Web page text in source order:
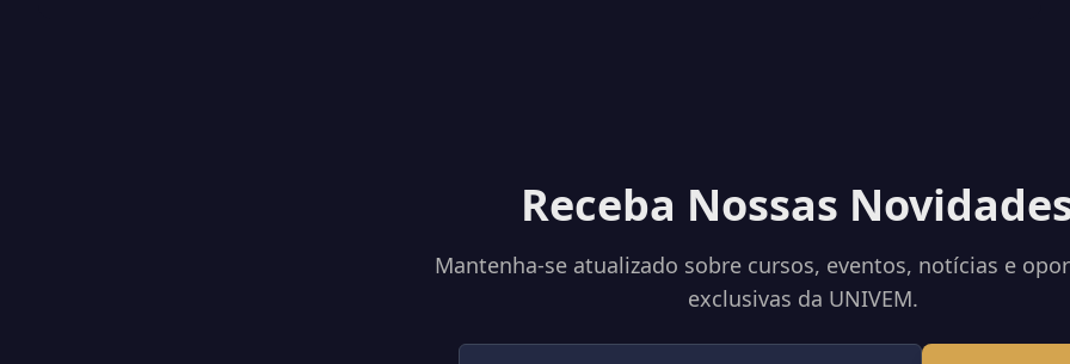
Receba Nossas
Mantenha-se atualizado sobre cursos, eventos, notícias e
exclusivas da UNIVEM.